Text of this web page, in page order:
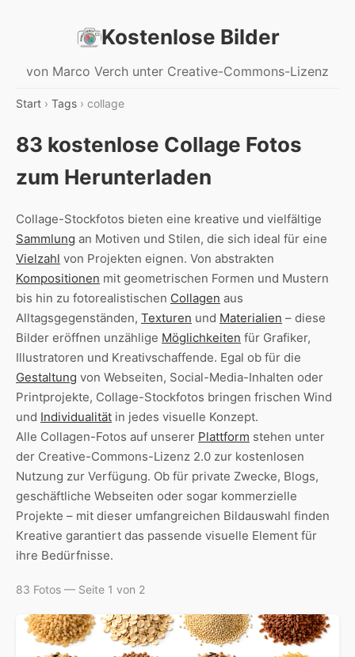
Kostenlose Bilder
von Marco Verch unter Creative-Commons-Lizenz
Start › Tags › collage
83 kostenlose Collage Fotos
zum Herunterladen
Collage-Stockfotos bieten eine kreative und vielfältige
Sammlung an Motiven und Stilen, die sich ideal für eine
Vielzahl von Projekten eignen. Von abstrakten
Kompositionen mit geometrischen Formen und Mustern
bis hin zu fotorealistischen Collagen aus
Alltagsgegenständen, Texturen und Materialien – diese
Bilder eröffnen unzählige Möglichkeiten für Grafiker,
Illustratoren und Kreativschaffende. Egal ob für die
Gestaltung von Webseiten, Social-Media-Inhalten oder
Printprojekte, Collage-Stockfotos bringen frischen Wind
und Individualität in jedes visuelle Konzept.
Alle Collagen-Fotos auf unserer Plattform stehen unter
der Creative-Commons-Lizenz 2.0 zur kostenlosen
Nutzung zur Verfügung. Ob für private Zwecke, Blogs,
geschäftliche Webseiten oder sogar kommerzielle
Projekte – mit dieser umfangreichen Bildauswahl finden
Kreative garantiert das passende visuelle Element für
ihre Bedürfnisse.
83 Fotos — Seite 1 von 2